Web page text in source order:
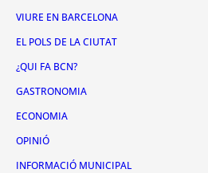
VIURE EN BARCELONA
EL POLS DE LA CIUTAT
¿QUI FA BCN?
GASTRONOMIA
ECONOMIA
OPINIÓ
INFORMACIÓ MUNICIPAL